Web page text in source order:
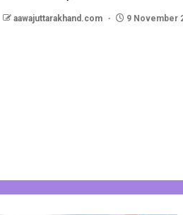
aawajuttarakhand.com 9 November